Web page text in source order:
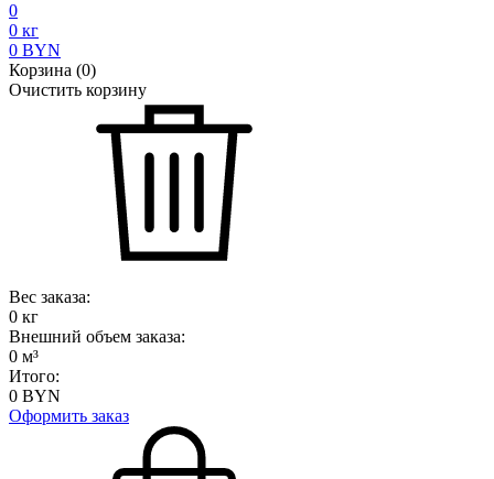
0
0 кг
0 BYN
Корзина (0)
Очистить корзину
Вес заказа:
0 кг
Внешний объем заказа:
0 м³
Итого:
0 BYN
Оформить заказ